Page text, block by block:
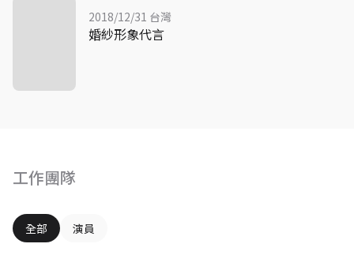
工作團隊
全部 演員
2018/12/31 台灣
婚紗形象代言